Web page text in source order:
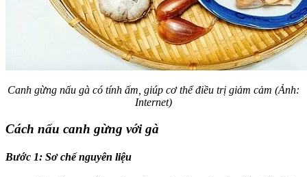
Canh gừng nấu gà có tính ấm, giúp cơ thể điều trị giảm cảm (Ảnh:
Internet)
Cách nấu canh gừng với gà
Bước 1: Sơ chế nguyên liệu